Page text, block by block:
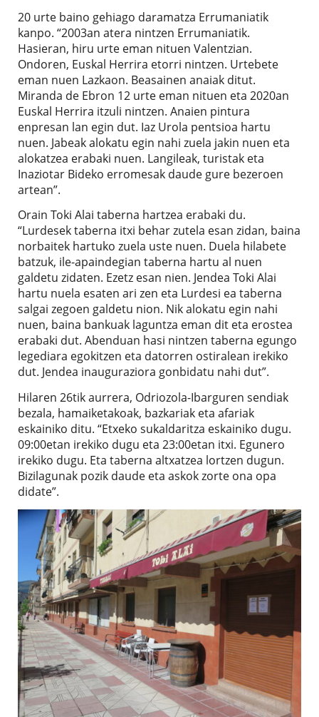
20 urte baino gehiago daramatza Errumaniatik
kanpo. “2003an atera nintzen Errumaniatik.
Hasieran, hiru urte eman nituen Valentzian.
Ondoren, Euskal Herrira etorri nintzen. Urtebete
eman nuen Lazkaon. Beasainen anaiak ditut.
Miranda de Ebron 12 urte eman nituen eta 2020an
Euskal Herrira itzuli nintzen. Anaien pintura
enpresan lan egin dut. Iaz Urola pentsioa hartu
nuen. Jabeak alokatu egin nahi zuela jakin nuen eta
alokatzea erabaki nuen. Langileak, turistak eta
Inaziotar Bideko erromesak daude gure bezeroen
artean”.
Orain Toki Alai taberna hartzea erabaki du.
“Lurdesek taberna itxi behar zutela esan zidan, baina
norbaitek hartuko zuela uste nuen. Duela hilabete
batzuk, ile-apaindegian taberna hartu al nuen
galdetu zidaten. Ezetz esan nien. Jendea Toki Alai
hartu nuela esaten ari zen eta Lurdesi ea taberna
salgai zegoen galdetu nion. Nik alokatu egin nahi
nuen, baina bankuak laguntza eman dit eta erostea
erabaki dut. Abenduan hasi nintzen taberna egungo
legediara egokitzen eta datorren ostiralean irekiko
dut. Jendea inauguraziora gonbidatu nahi dut”.
Hilaren 26tik aurrera, Odriozola-Ibarguren sendiak
bezala, hamaiketakoak, bazkariak eta afariak
eskainiko ditu. “Etxeko sukaldaritza eskainiko dugu.
09:00etan irekiko dugu eta 23:00etan itxi. Egunero
irekiko dugu. Eta taberna altxatzea lortzen dugun.
Bizilagunak pozik daude eta askok zorte ona opa
didate”.